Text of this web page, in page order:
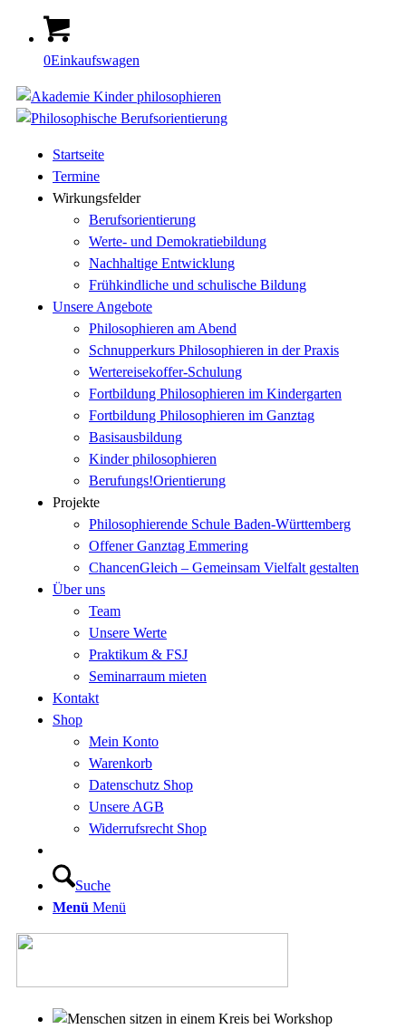
0Einkaufswagen
Startseite
Termine
Wirkungsfelder
Berufsorientierung
Werte- und Demokratiebildung
Nachhaltige Entwicklung
Frühkindliche und schulische Bildung
Unsere Angebote
Philosophieren am Abend
Schnupperkurs Philosophieren in der Praxis
Wertereisekoffer-Schulung
Fortbildung Philosophieren im Kindergarten
Fortbildung Philosophieren im Ganztag
Basisausbildung
Kinder philosophieren
Berufungs!Orientierung
Projekte
Philosophierende Schule Baden-Württemberg
Offener Ganztag Emmering
ChancenGleich – Gemeinsam Vielfalt gestalten
Über uns
Team
Unsere Werte
Praktikum & FSJ
Seminarraum mieten
Kontakt
Shop
Mein Konto
Warenkorb
Datenschutz Shop
Unsere AGB
Widerrufsrecht Shop
Suche
Menü Menü